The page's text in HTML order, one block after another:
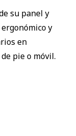
su panel y
y
en
pie o móvil.